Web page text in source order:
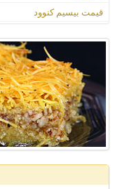
قیمت بیسیم کنوود